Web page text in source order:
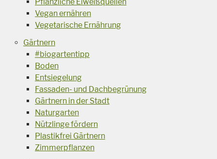
Vegan ernähren
Vegetarische Ernährung
Gärtnern
#biogartentipp
Boden
Entsiegelung
Fassaden- und Dachbegrünung
Gärtnern in der Stadt
Naturgarten
Nützlinge fördern
Plastikfrei Gärtnern
Zimmerpflanzen